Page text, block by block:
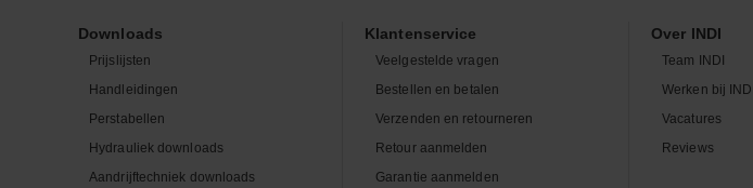
Downloads
Prijslijsten
Handleidingen
Perstabellen
Hydrauliek downloads
Aandrijftechniek downloads
Klantenservice
Veelgestelde vragen
Bestellen en betalen
Verzenden en retourneren
Retour aanmelden
Garantie aanmelden
Over INDI
Team INDI
Werken bij INDI
Vacatures
Reviews